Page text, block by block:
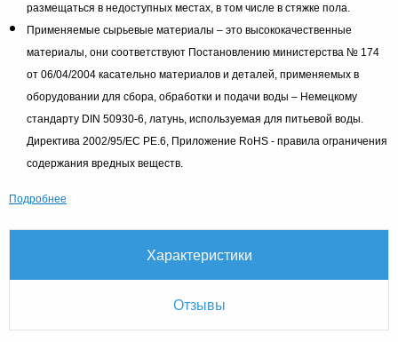
размещаться в недоступных местах, в том числе в стяжке пола.
Применяемые сырьевые материалы – это высококачественные
материалы, они соответствуют Постановлению министерства № 174
от 06/04/2004 касательно материалов и деталей, применяемых в
оборудовании для сбора, обработки и подачи воды – Немецкому
стандарту DIN 50930-6, латунь, используемая для питьевой воды.
Директива 2002/95/EC PE.6, Приложение RoHS - правила ограничения
содержания вредных веществ.
Подробнее
Характеристики
Отзывы